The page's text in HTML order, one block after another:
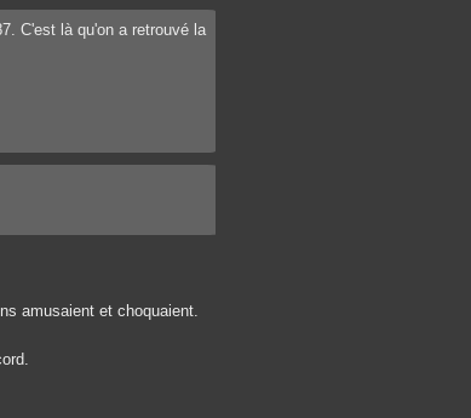
C'est là qu'on a retrouvé la
amusaient et choquaient.